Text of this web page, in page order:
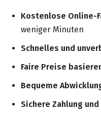
Kostenlose Online-
weniger Minuten
Schnelles und
Faire Preise
Bequeme
Sichere Zahlung